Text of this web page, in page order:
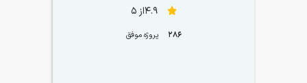
4.9از 5
286 پروژه موفق